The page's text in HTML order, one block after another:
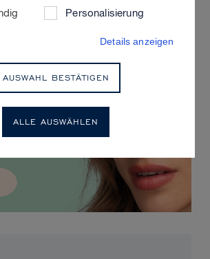
VERANSTALTUNGEN
Personalisierung
Details anzeigen
AUSWAHL BESTÄTIGEN
ALLE AUSWÄHLEN